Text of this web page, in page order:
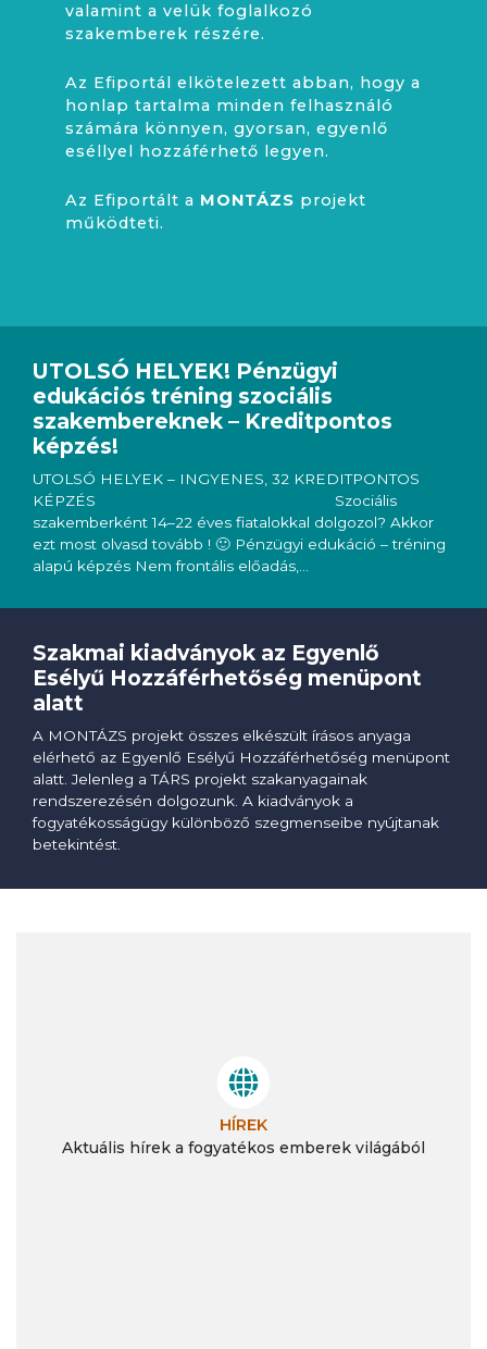
valamint a velük foglalkozó
szakemberek részére.
Az Efiportál elkötelezett abban, hogy a
honlap tartalma minden felhasználó
számára könnyen, gyorsan, egyenlő
eséllyel hozzáférhető legyen.
Az Efiportált a MONTÁZS projekt
működteti.
UTOLSÓ HELYEK! Pénzügyi
edukációs tréning szociális
szakembereknek – Kreditpontos
képzés!
UTOLSÓ HELYEK – INGYENES, 32 KREDITPONTOS
KÉPZÉS Szociális
szakemberként 14–22 éves fiatalokkal dolgozol? Akkor
ezt most olvasd tovább ! 🙂 Pénzügyi edukáció – tréning
alapú képzés Nem frontális előadás,…
Szakmai kiadványok az Egyenlő
Esélyű Hozzáférhetőség menüpont
alatt
A MONTÁZS projekt összes elkészült írásos anyaga
elérhető az Egyenlő Esélyű Hozzáférhetőség menüpont
alatt. Jelenleg a TÁRS projekt szakanyagainak
rendszerezésén dolgozunk. A kiadványok a
fogyatékosságügy különböző szegmenseibe nyújtanak
betekintést.
HÍREK
Aktuális hírek a fogyatékos emberek világából